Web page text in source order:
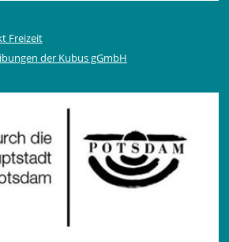
Freizeit
der Kubus gGmbH